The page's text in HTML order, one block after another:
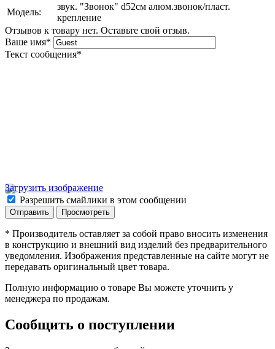
Модель:
звук. "Звонок" d52см алюм.звонок/пласт.
крепление
Отзывов к товару нет. Оставьте свой отзыв.
Ваше имя*
Текст сообщения*
Загрузить изображение
Разрешить смайлики в этом сообщении
* Производитель оставляет за собой право вносить изменения
в конструкцию и внешний вид изделий без предварительного
уведомления. Изображения представленные на сайте могут не
передавать оригинальный цвет товара.
Полную информацию о товаре Вы можете уточнить у
менеджера по продажам.
Сообщить о поступлении